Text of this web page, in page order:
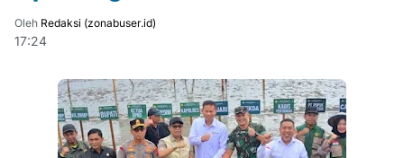
Oleh Redaksi (zonabuser.id)
17:24